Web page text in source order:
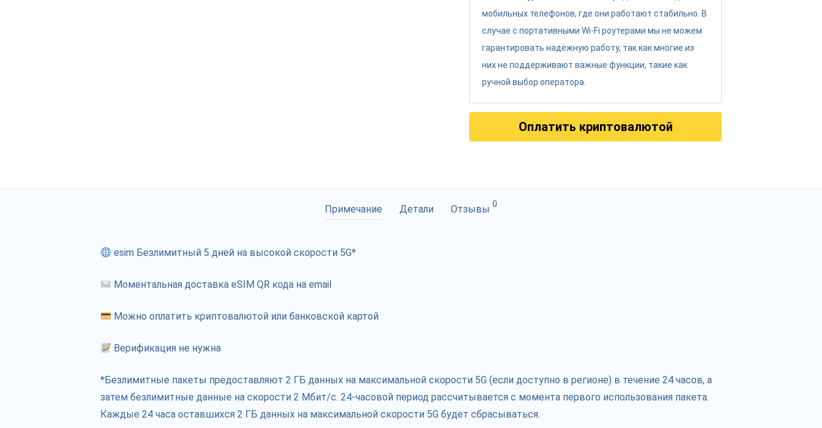
мобильных телефонов, где они работают стабильно. В
случае с портативными Wi-Fi роутерами мы не можем
гарантировать надёжную работу, так как многие из
них не поддерживают важные функции, такие как
ручной выбор оператора.
Оплатить криптовалютой
Примечание Детали Отзывы 0
esim Безлимитный 5 дней на высокой скорости 5G*
Моментальная доставка eSIM QR кода на email
Можно оплатить криптовалютой или банковской картой
Верификация не нужна
*Безлимитные пакеты предоставляют 2 ГБ данных на максимальной скорости 5G (если доступно в регионе) в течение 24 часов, а
затем безлимитные данные на скорости 2 Мбит/с. 24-часовой период рассчитывается с момента первого использования пакета.
Каждые 24 часа оставшихся 2 ГБ данных на максимальной скорости 5G будет сбрасываться.